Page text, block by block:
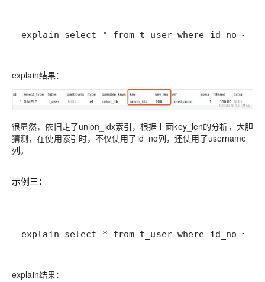
explain select * from t_user where id_no =
explain结果：
很显然，依旧走了union_idx索引，根据上面key_len的分析，大胆
猜测，在使用索引时，不仅使用了id_no列，还使用了username
列。
示例三：
explain select * from t_user where id_no =
explain结果：